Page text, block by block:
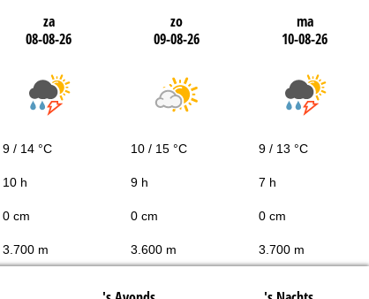
za
08-08-26
zo
09-08-26
ma
10-08-26
9 / 14 °C 10 / 15 °C 9 / 13 °C
10 h 9 h 7 h
0 cm 0 cm 0 cm
3.700 m 3.600 m 3.700 m